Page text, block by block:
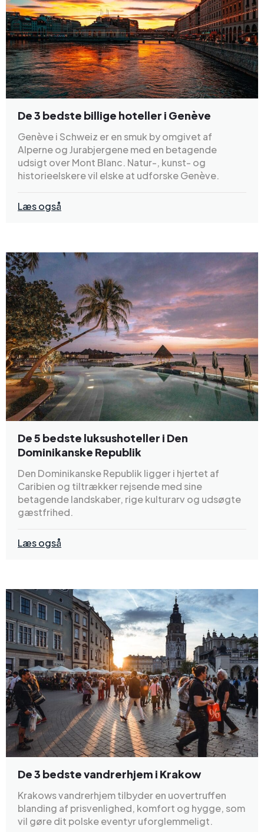
De 3 bedste billige hoteller i Genève
Genève i Schweiz er en smuk by omgivet af
Alperne og Jurabjergene med en betagende
udsigt over Mont Blanc. Natur-, kunst- og
historieelskere vil elske at udforske Genève.
Læs også
De 5 bedste luksushoteller i Den
Dominikanske Republik
Den Dominikanske Republik ligger i hjertet af
Caribien og tiltrækker rejsende med sine
betagende landskaber, rige kulturarv og udsøgte
gæstfrihed.
Læs også
De 3 bedste vandrerhjem i Krakow
Krakows vandrerhjem tilbyder en uovertruffen
blanding af prisvenlighed, komfort og hygge, som
vil gøre dit polske eventyr uforglemmeligt.